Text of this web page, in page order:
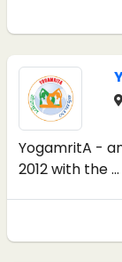
YogamritA -
2012 with the ...